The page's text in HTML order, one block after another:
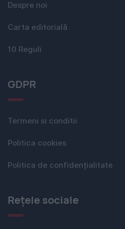
Despre noi
Carta editorială
10 Reguli
GDPR
Termeni si conditii
Politica cookies
Politica de confidențialitate
Rețele sociale